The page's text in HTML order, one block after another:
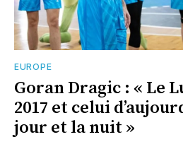
EUROPE
Goran Dragic : « Le
2017 et celui
jour et la nuit »